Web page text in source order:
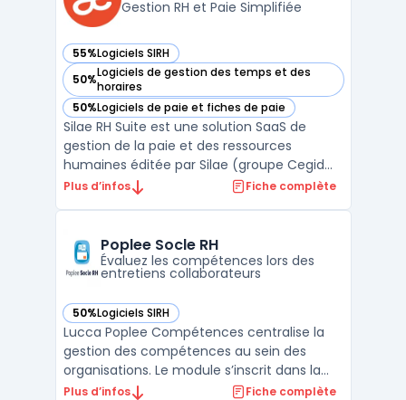
Gestion RH et Paie Simplifiée
55%Logiciels SIRH
— voir Silae RH Suite dans cette catégorie
50%Logiciels de gestion des temps et des
horaires
— voir Silae RH Suite dans cette catégorie
50%Logiciels de paie et fiches de paie
— voir Silae RH Suite dans cette catégorie
Silae RH Suite est une solution SaaS de
gestion de la paie et des ressources
humaines éditée par Silae (groupe Cegid
depuis 2022). La plateforme calcule la paie
Déclaration Sociale Nominative (DSN), les
absences, les congés ...
Plus d’infos Fiche complète
Poplee Socle RH
Évaluez les compétences lors des
entretiens collaborateurs
50%Logiciels SIRH
— voir Poplee Socle RH dans cette catégorie
Lucca Poplee Compétences centralise la
gestion des compétences au sein des
organisations. Le module s’inscrit dans la
suite Lucca Performance pour répondre à
Plus d’infos Fiche complète